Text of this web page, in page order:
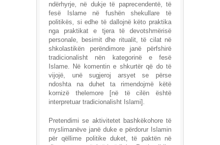
ndërhyrje, në dukje të paprecendentë, të
fesë Islame në fushën shekullare të
politikës, si edhe të dallojnë këto praktika
nga praktikat e tjera të devotshmërisë
personale, besimit dhe ritualit, të cilat në
shkolastikën perëndimore janë përfshirë
tradicionalisht nën kategorinë e fesë
Islame. Në komentin e shkurtër që do të
vijojë, unë sugjeroj arsyet se përse
ndoshta na duhet ta rimendojmë këtë
kornizë thelemore [në të cilën është
interpretuar tradicionalisht Islami].
Pretendimi se aktivitetet bashkëkohore të
myslimanëve janë duke e përdorur Islamin
për qëllime politike duket, të paktën në